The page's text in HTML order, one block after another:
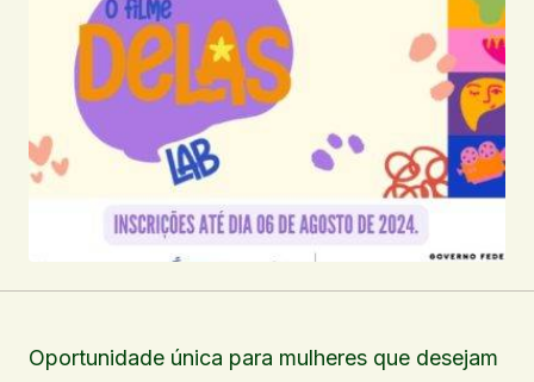
Oportunidade única para mulheres que desejam